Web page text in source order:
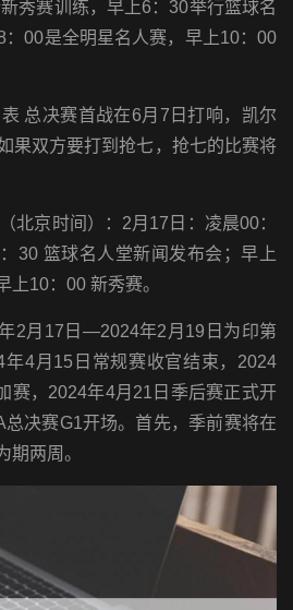
秀赛训练，早上6：30举行篮球名
：00是全明星名人赛，早上10：00
总决赛首战在6月7日打响，凯尔
果双方要打到抢七，抢七的比赛将
北京时间）：2月17日：凌晨00：
30 篮球名人堂新闻发布会；早上
上10：00 新秀赛。
2月17日—2024年2月19日为印第
年4月15日常规赛收官结束，2024
赛，2024年4月21日季后赛正式开
决赛G1开场。首先，季前赛将在
期两周。